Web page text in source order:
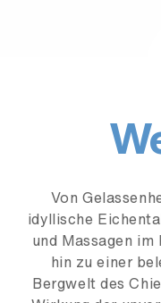
Von
idyllische
und Massagen
hin zu einer
Bergwelt des